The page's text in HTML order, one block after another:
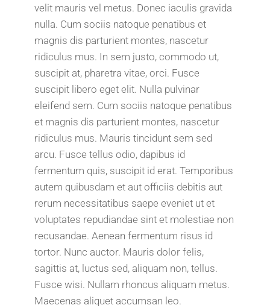
velit mauris vel metus. Donec iaculis gravida
nulla. Cum sociis natoque penatibus et
magnis dis parturient montes, nascetur
ridiculus mus. In sem justo, commodo ut,
suscipit at, pharetra vitae, orci. Fusce
suscipit libero eget elit. Nulla pulvinar
eleifend sem. Cum sociis natoque penatibus
et magnis dis parturient montes, nascetur
ridiculus mus. Mauris tincidunt sem sed
arcu. Fusce tellus odio, dapibus id
fermentum quis, suscipit id erat. Temporibus
autem quibusdam et aut officiis debitis aut
rerum necessitatibus saepe eveniet ut et
voluptates repudiandae sint et molestiae non
recusandae. Aenean fermentum risus id
tortor. Nunc auctor. Mauris dolor felis,
sagittis at, luctus sed, aliquam non, tellus.
Fusce wisi. Nullam rhoncus aliquam metus.
Maecenas aliquet accumsan leo.